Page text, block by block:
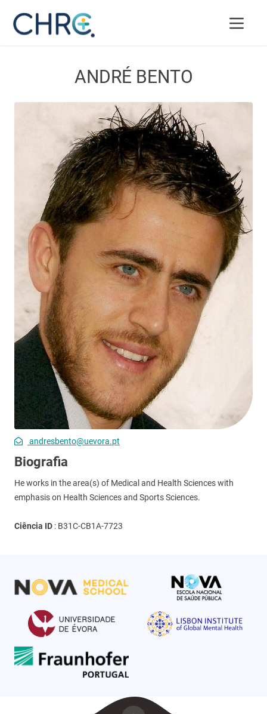
ANDRÉ BENTO
andresbento@uevora.pt
Biografia
He works in the area(s) of Medical and Health Sciences with
emphasis on Health Sciences and Sports Sciences.
Ciência ID : B31C-CB1A-7723